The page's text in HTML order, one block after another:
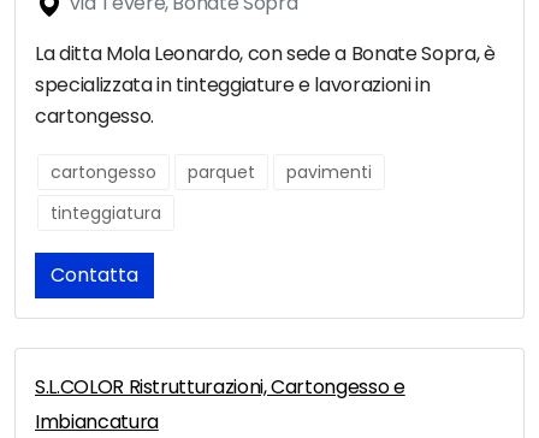
La ditta Mola Leonardo, con sede a Bonate Sopra, è
specializzata in tinteggiature e lavorazioni in
cartongesso.
cartongesso parquet
pavimenti
tinteggiatura
Contatta
S.L.COLOR Ristrutturazioni, Cartongesso e
Imbiancatura